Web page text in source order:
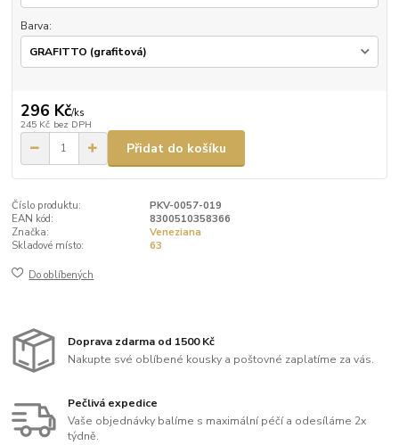
Barva:
296 Kč/ks
245 Kč bez DPH
Přidat do košíku
Číslo produktu:
PKV-0057-019
EAN kód:
8300510358366
Značka:
Veneziana
Skladové místo:
63
Do oblíbených
Doprava zdarma od 1500 Kč
Nakupte své oblíbené kousky a poštovné zaplatíme za vás.
Pečlivá expedice
Vaše objednávky balíme s maximální péčí a odesíláme 2x
týdně.